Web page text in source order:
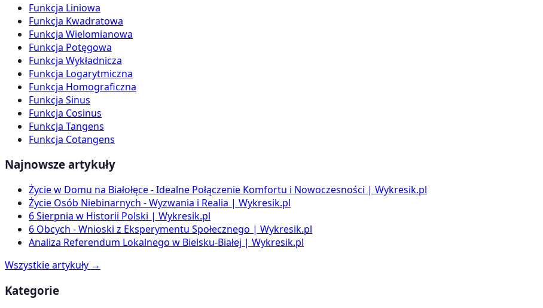
Funkcja Liniowa
Funkcja Kwadratowa
Funkcja Wielomianowa
Funkcja Potęgowa
Funkcja Wykładnicza
Funkcja Logarytmiczna
Funkcja Homograficzna
Funkcja Sinus
Funkcja Cosinus
Funkcja Tangens
Funkcja Cotangens
Najnowsze artykuły
Życie w Domu na Białołęce - Idealne Połączenie Komfortu i Nowoczesności | Wykresik.pl
Życie Osób Niebinarnych - Wyzwania i Realia | Wykresik.pl
6 Sierpnia w Historii Polski | Wykresik.pl
6 Obcych - Wnioski z Eksperymentu Społecznego | Wykresik.pl
Analiza Referendum Lokalnego w Bielsku-Białej | Wykresik.pl
Wszystkie artykuły →
Kategorie